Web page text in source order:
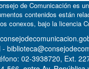
de Comunicación es
contenidos están
conexos, bajo la licencia
02-3938720, Ext.